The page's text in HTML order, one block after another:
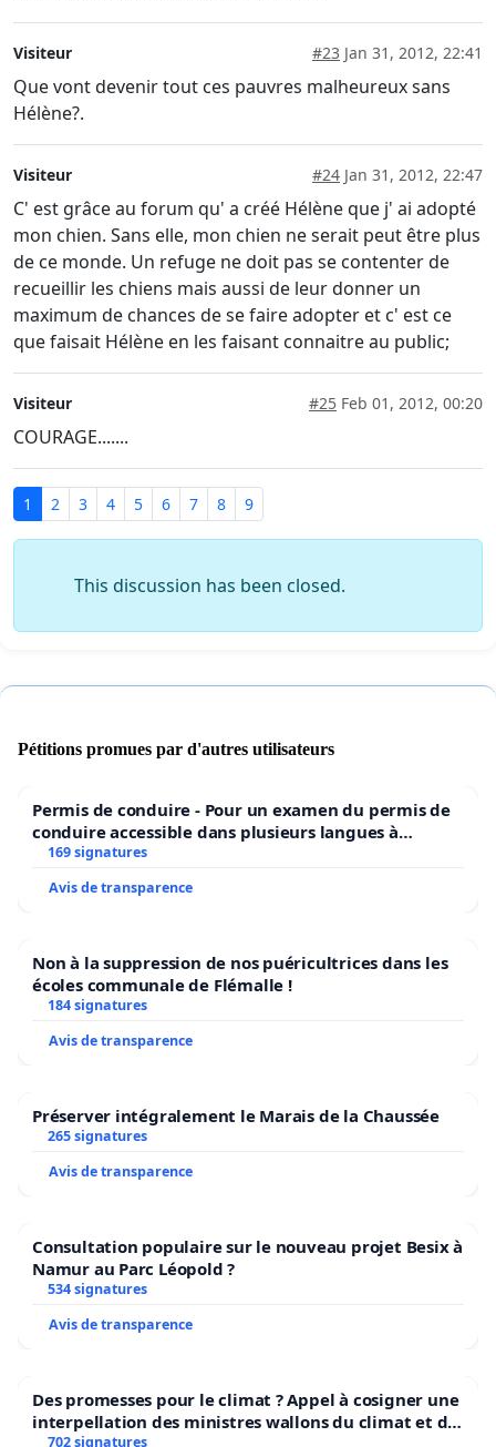
Visiteur #23 Jan 31, 2012, 22:41
Que vont devenir tout ces pauvres malheureux sans
Hélène?.
Visiteur #24 Jan 31, 2012, 22:47
C' est grâce au forum qu' a créé Hélène que j' ai adopté
mon chien. Sans elle, mon chien ne serait peut être plus
de ce monde. Un refuge ne doit pas se contenter de
recueillir les chiens mais aussi de leur donner un
maximum de chances de se faire adopter et c' est ce
que faisait Hélène en les faisant connaitre au public;
Visiteur #25 Feb 01, 2012, 00:20
COURAGE.......
1 2 3 4 5 6 7 8 9
This discussion has been closed.
Pétitions promues par d'autres utilisateurs
Permis de conduire - Pour un examen du permis de
conduire accessible dans plusieurs langues à
Bruxelles
169 signatures
Avis de transparence
Non à la suppression de nos puéricultrices dans les
écoles communale de Flémalle !
184 signatures
Avis de transparence
Préserver intégralement le Marais de la Chaussée
265 signatures
Avis de transparence
Consultation populaire sur le nouveau projet Besix à
Namur au Parc Léopold ?
534 signatures
Avis de transparence
Des promesses pour le climat ? Appel à cosigner une
interpellation des ministres wallons du climat et de
702 signatures